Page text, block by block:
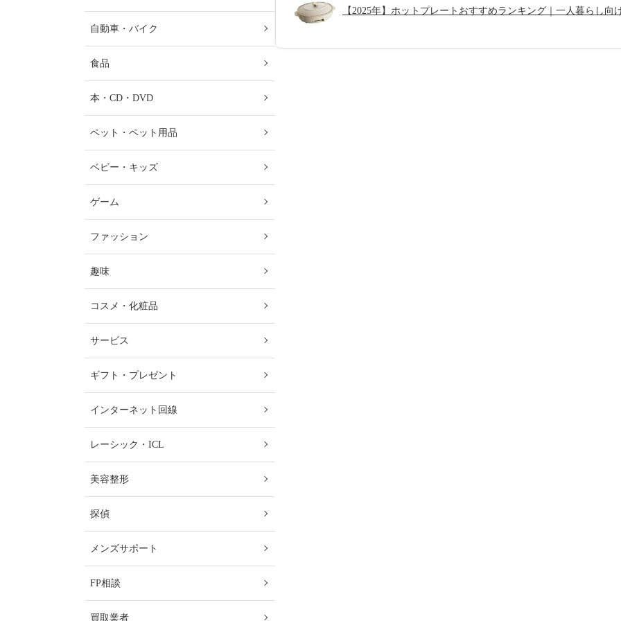
【2025年】ホットプレートおすすめランキング｜一人暮らし向
自動車・バイク
食品
本・CD・DVD
ペット・ペット用品
ベビー・キッズ
ゲーム
ファッション
趣味
コスメ・化粧品
サービス
ギフト・プレゼント
インターネット回線
レーシック・ICL
美容整形
探偵
メンズサポート
FP相談
買取業者